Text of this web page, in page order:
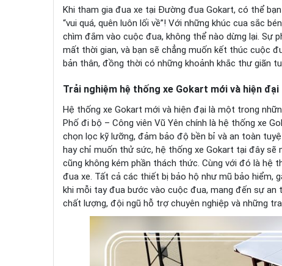
Khi tham gia đua xe tại Đường đua Gokart, có thể
“vui quá, quên luôn lối về”! Với những khúc cua sắc
chìm đắm vào cuộc đua, không thể nào dừng lại. Sự
mất thời gian, và bạn sẽ chẳng muốn kết thúc cuộc
bản thân, đồng thời có những khoảnh khắc thư giãn
Trải nghiệm hệ thống xe Gokart mới và hiện đại
Hệ thống xe Gokart mới và hiện đại là một trong
Phố đi bộ – Công viên Vũ Yên chính là hệ thống xe
chọn lọc kỹ lưỡng, đảm bảo độ bền bỉ và an toàn
hay chỉ muốn thử sức, hệ thống xe Gokart tại đây sẽ
cũng không kém phần thách thức. Cùng với đó là hệ
đua xe. Tất cả các thiết bị bảo hộ như mũ bảo hiểm,
khi mỗi tay đua bước vào cuộc đua, mang đến sự
chất lượng, đội ngũ hỗ trợ chuyên nghiệp và những